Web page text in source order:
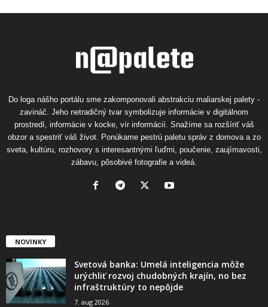
Do loga nášho portálu sme zakomponovali abstrakciu maliarskej palety -
zavináč. Jeho netradičný tvar symbolizuje informácie v digitálnom
prostredí, informácie v kocke, vír informácií. Snažíme sa rozšíriť váš
obzor a spestriť váš život. Ponúkame pestrú paletu správ z domova a zo
sveta, kultúru, rozhovory s interesantnými ľuďmi, poučenie, zaujímavosti,
zábavu, pôsobivé fotografie a videá.
NOVINKY
Svetová banka: Umelá inteligencia môže
urýchliť rozvoj chudobných krajín, no bez
infraštruktúry to nepôjde
7. aug 2026